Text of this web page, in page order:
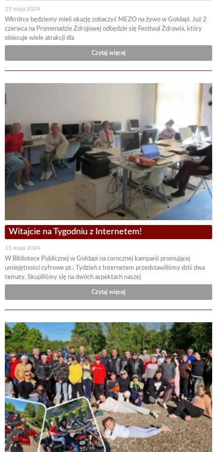
15 maja 2024
Wkrótce będziemy mieli okazję zobaczyć MEZO na żywo w Gołdapi. Już 2
czerwca na Promenadzie Zdrojowej odbędzie się Festiwal Zdrowia, który
obiecuje wiele atrakcji dla
Czytaj więcej
Witajcie na Tygodniu z Internetem!
15 maja 2024
W Bibliotece Publicznej w Gołdapi na corocznej kampanii promującej
umiejętności cyfrowe pt.: Tydzień z Internetem przedstawiliśmy dziś dwa
tematy. Skupiliśmy się na dwóch aspektach naszej
Czytaj więcej